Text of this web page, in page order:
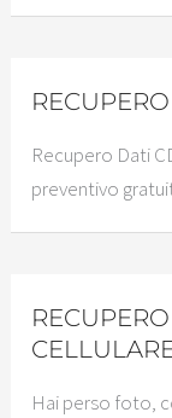
Recupero Dati
preventivo
Hai perso foto,